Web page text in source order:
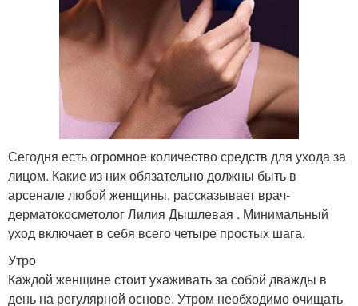
Сегодня есть огромное количество средств для ухода за
лицом. Какие из них обязательно должны быть в
арсенале любой женщины, рассказывает врач-
дерматокосметолог Лилия Дышлевая . Минимальный
уход включает в себя всего четыре простых шага.
Утро
Каждой женщине стоит ухаживать за собой дважды в
день на регулярной основе. Утром необходимо очищать